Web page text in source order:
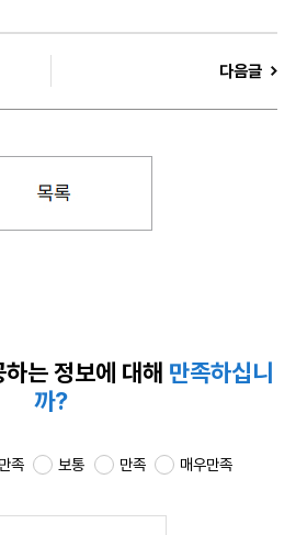
다음글
하는정보에 대해 만족하십니
까?
족 보통 만족 매우만족